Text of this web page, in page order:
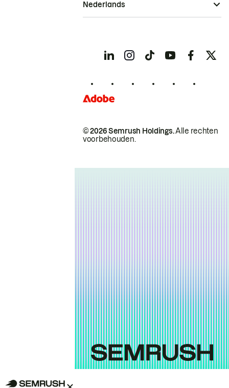
© 2026 Semrush Holdings.Alle rechten
voorbehouden.
Nederlands